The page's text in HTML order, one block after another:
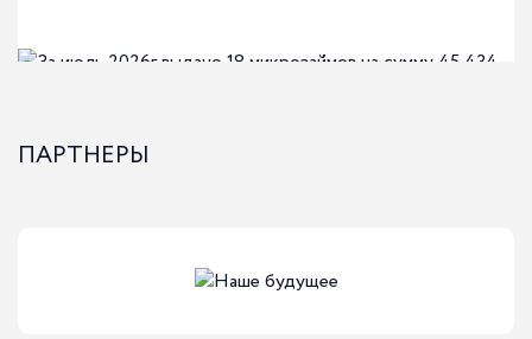
сумму 45 434 000,00
За июль 2026г выдано 18 микрозаймов на сумму 45 434
ПАРТНЕРЫ